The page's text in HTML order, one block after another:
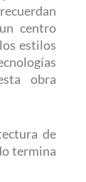
centro
estilos
obra
de
termina